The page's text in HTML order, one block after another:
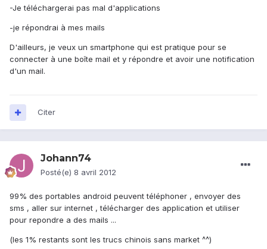
-Je téléchargerai pas mal d'applications
-je répondrai à mes mails
D'ailleurs, je veux un smartphone qui est pratique pour se
connecter à une boîte mail et y répondre et avoir une notification
d'un mail.
Citer
Johann74
Posté(e) 8 avril 2012
99% des portables android peuvent téléphoner , envoyer des
sms , aller sur internet , télécharger des application et utiliser
pour repondre a des mails ...
(les 1% restants sont les trucs chinois sans market ^^)